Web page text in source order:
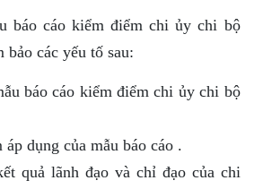
báo cáo kiểm điểm chi ủy chi bộ
bảo các yếu tố sau:
báo cáo kiểm điểm chi ủy chi bộ
dụng của mẫu báo cáo .
quả lãnh đạo và chỉ đạo của chi